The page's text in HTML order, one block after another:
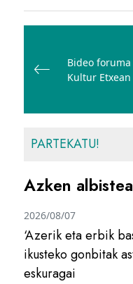
Bidalketetan
nabigatuBideo foruma
Kultur Etxean
PARTEKATU!
Azken
‘Azerik eta erbik
ikusteko gonbitak
eskuragai
2026/08/07